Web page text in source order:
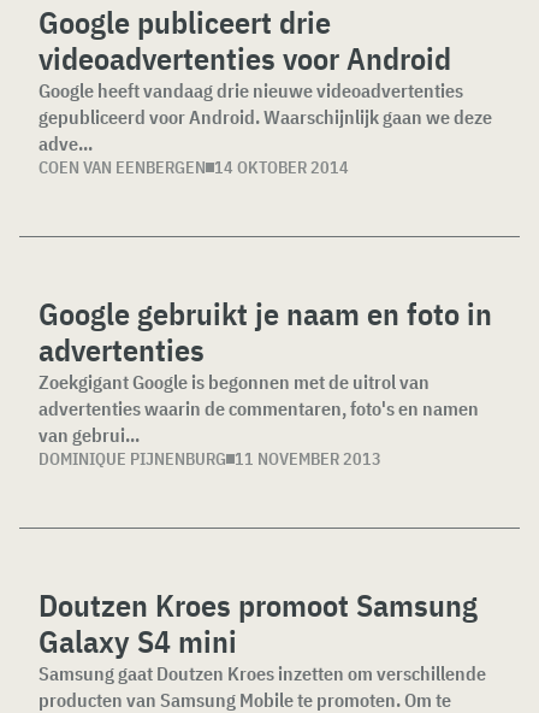
Google publiceert drie
videoadvertenties voor Android
Google heeft vandaag drie nieuwe videoadvertenties
gepubliceerd voor Android. Waarschijnlijk gaan we deze
adve...
COEN VAN EENBERGEN 14 OKTOBER 2014
Google gebruikt je naam en foto in
advertenties
Zoekgigant Google is begonnen met de uitrol van
advertenties waarin de commentaren, foto's en namen
van gebrui...
DOMINIQUE PIJNENBURG 11 NOVEMBER 2013
Doutzen Kroes promoot Samsung
Galaxy S4 mini
Samsung gaat Doutzen Kroes inzetten om verschillende
producten van Samsung Mobile te promoten. Om te